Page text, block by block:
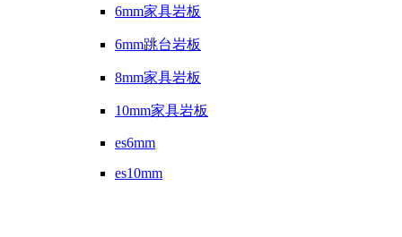
6mm家具岩板
6mm跳台岩板
8mm家具岩板
10mm家具岩板
es6mm
es10mm